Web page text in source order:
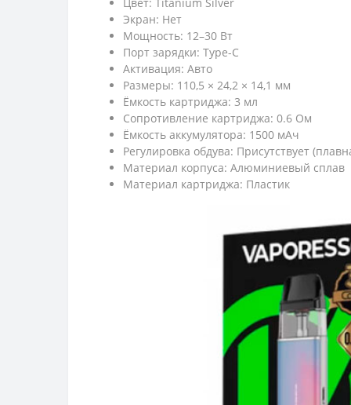
Экран: Нет
Мощность: 12–30 Вт
Порт зарядки: Type-C
Активация: Авто
Размеры: 110,5 × 24,2 × 14,1 мм
Ёмкость картриджа: 3 мл
Сопротивление картриджа: 0.6 Ом
Ёмкость аккумулятора: 1500 мАч
Регулировка обдува: Присутствует
Материал корпуса: Алюминиевый сплав
Материал картриджа: Пластик